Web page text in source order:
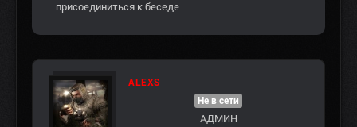
присоединиться к беседе.
ALEXS
Не в сети
АДМИН